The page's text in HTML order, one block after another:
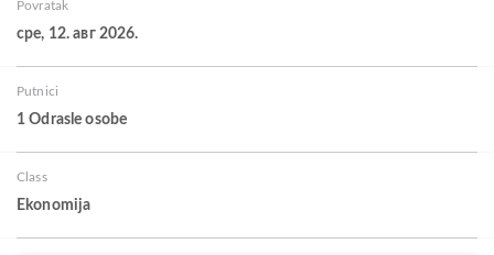
Povratak
сре, 12. авг 2026.
Putnici
1 Odrasle osobe
Class
Ekonomija